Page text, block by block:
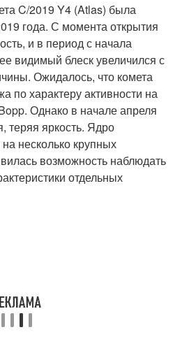
C/2019 Y4 (Atlas) была
года. С момента открытия
и в период с начала
видимый блеск увеличился с
Ожидалось, что комета
по характеру активности на
Однако в начале апреля
теряя яркость. Ядро
несколько крупных
возможность наблюдать
отдельных